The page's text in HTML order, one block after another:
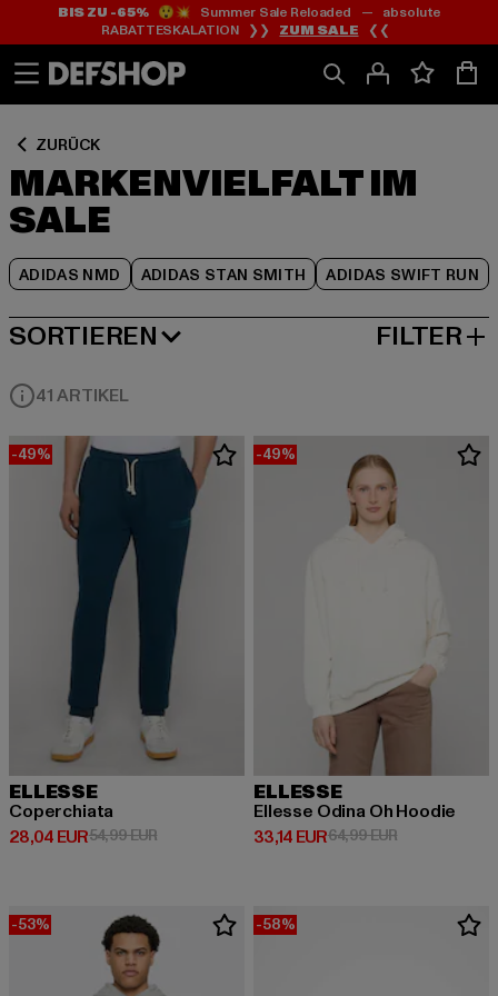
Zum
Inhalt
springen
Zum
Fußzeile
springen
BIS ZU -65%😲💥 Summer Sale Reloaded — absolute
RABATTESKALATION ❯❯ ZUM SALE ❮❮
ZURÜCK
MARKENVIELFALT IM
SALE
ADIDAS NMD ADIDAS STAN SMITH ADIDAS SWIFT RUN
Zum
Produktraster
springen
SORTIEREN
NEUESTE FILTER
41 ARTIKEL
-49%
ELLESSE
Coperchiata
28,04 EUR
Derzeitiger Preis: 28,04 EUR
54,99 EURAktionspreis: 54,99 EUR
-49%
ELLESSE
Ellesse Odina Oh Hoodie
33,14 EUR
Derzeitiger Preis: 33,14 EUR
64,99 EURAktionspreis:
-53% -58%